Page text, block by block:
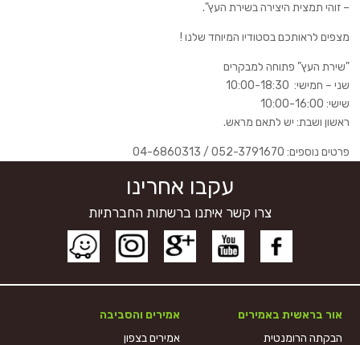
– זוהי תמצית היצירה בשירת העץ".
מצפים לראותכם בסטודיו המיוחד שלנו !
"שירת העץ" פתוחה למבקרים
שני – חמישי: 10:00-18:30
שישי: 10:00-16:00
ראשון ושבת: יש לתאם מראש.
פרטים נוספים: 052-3791670 / 04-6860313
עקבו אחרינו
צרו קשר איתנו ברשתות החברתיות
אור בראשית באמירים
הבקתה הרומנטית
אמירים והסביבה
אמירים בצפון